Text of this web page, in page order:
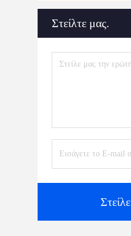
Στείλτε μας.
Στείλε